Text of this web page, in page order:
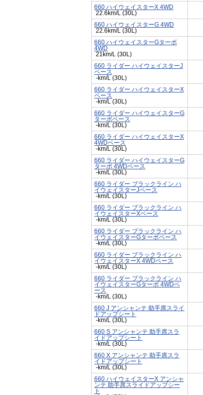
660 ハイウェイスターX 4WD
22.6km/L (30L)
660 ハイウェイスターG 4WD
22.6km/L (30L)
660 ハイウェイスターGターボ
4WD
21km/L (30L)
660 ライダー ハイウェイスターJ
ベース
-km/L (30L)
660 ライダー ハイウェイスターX
ベース
-km/L (30L)
660 ライダー ハイウェイスターG
ターボベース
-km/L (30L)
660 ライダー ハイウェイスターX
4WDベース
-km/L (30L)
660 ライダー ハイウェイスターG
ターボ 4WDベース
-km/L (30L)
660 ライダー ブラックライン ハ
イウェイスターJベース
-km/L (30L)
660 ライダー ブラックライン ハ
イウェイスターXベース
-km/L (30L)
660 ライダー ブラックライン ハ
イウェイスターGターボベース
-km/L (30L)
660 ライダー ブラックライン ハ
イウェイスターX 4WDベース
-km/L (30L)
660 ライダー ブラックライン ハ
イウェイスターGターボ 4WDベ
ース
-km/L (30L)
660 J アンシャンテ 助手席スライ
ドアップシート
-km/L (30L)
660 S アンシャンテ 助手席スラ
イドアップシート
-km/L (30L)
660 X アンシャンテ 助手席スラ
イドアップシート
-km/L (30L)
660 ハイウェイスターX アンシャ
ンテ 助手席スライドアップシー
ト